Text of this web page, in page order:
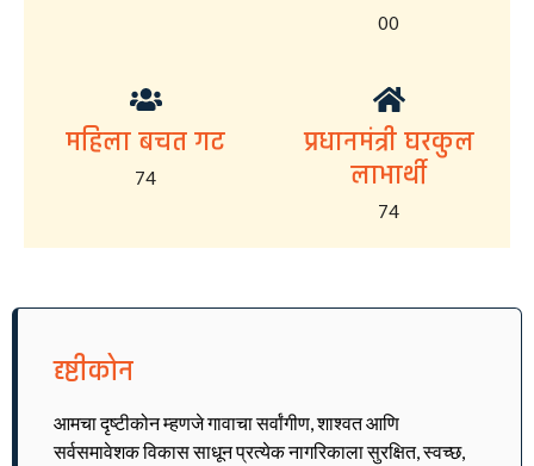
00
महिला बचत गट
74
प्रधानमंत्री घरकुल
लाभार्थी
74
दृष्टीकोन
आमचा दृष्टीकोन म्हणजे गावाचा सर्वांगीण, शाश्वत आणि
सर्वसमावेशक विकास साधून प्रत्येक नागरिकाला सुरक्षित, स्वच्छ,